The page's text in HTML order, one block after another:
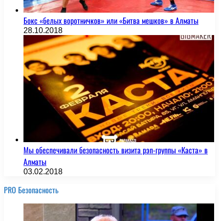
Бокс «белых воротничков» или «Битва мешков» в Алматы
28.10.2018
Мы обеспечивали безопасность визита рэп-группы «Каста» в
Алматы
03.02.2018
PRO Безопасность